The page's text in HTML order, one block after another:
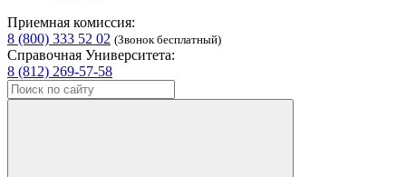
Приемная комиссия:
8 (800) 333 52 02 (Звонок бесплатный)
Справочная Университета:
8 (812) 269-57-58